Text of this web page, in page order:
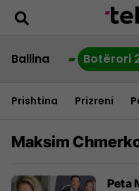
Ballina Botërori
Prishtina Prizreni
Maksim
Peta